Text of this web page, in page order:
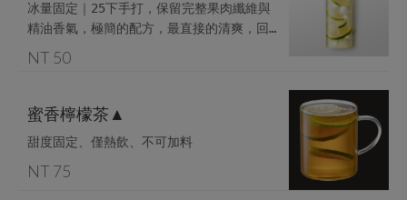
冰量固定｜25下手打，保留完整果肉纖維與
精油香氣，極簡的配方，最直接的清爽，回
採用新鮮檸檬片製作，恕無法完全去籽
NT 50
蜜香檸檬茶▲
甜度固定、僅熱飲、不可加料
NT 75